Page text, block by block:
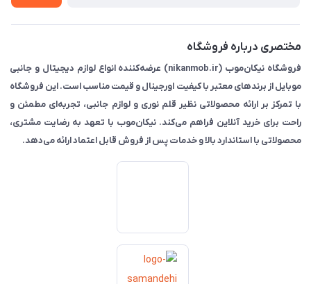
مختصری درباره فروشگاه
فروشگاه نیکان‌موب (nikanmob.ir) عرضه‌کننده انواع لوازم دیجیتال و جانبی
موبایل از برندهای معتبر با کیفیت اورجینال و قیمت مناسب است. این فروشگاه
با تمرکز بر ارائه محصولاتی نظیر قلم نوری و لوازم جانبی، تجربه‌ای مطمئن و
راحت برای خرید آنلاین فراهم می‌کند. نیکان‌موب با تعهد به رضایت مشتری،
محصولاتی با استاندارد بالا و خدمات پس از فروش قابل اعتماد ارائه می‌دهد.